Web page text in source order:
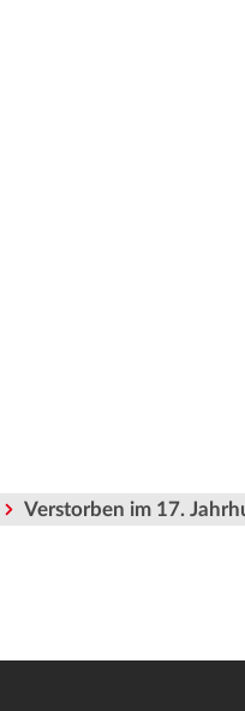
Verstorben im 17.